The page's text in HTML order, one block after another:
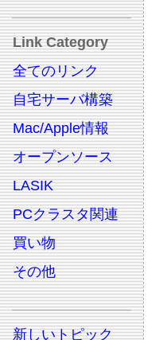
Link Category
全てのリンク
自宅サーバ構築
Mac/Apple情報
オープンソース
LASIK
PCクラスタ関連
買い物
その他
新しいトピック